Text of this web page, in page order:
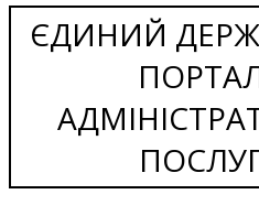
ЄДИНИЙ